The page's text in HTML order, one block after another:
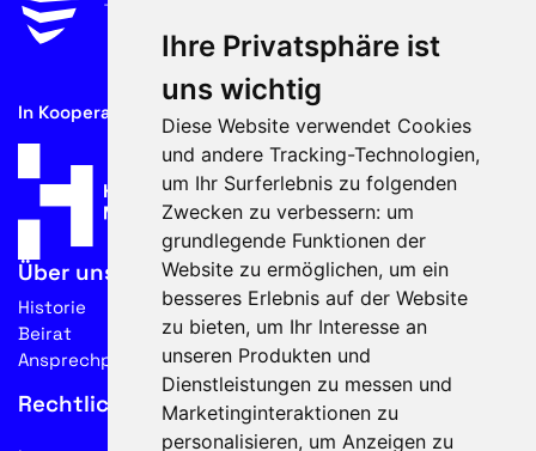
Ihre Privatsphäre ist
uns wichtig
Diese Website verwendet Cookies
und andere Tracking-Technologien,
um Ihr Surferlebnis zu folgenden
Zwecken zu verbessern: um
grundlegende Funktionen der
Website zu ermöglichen, um ein
besseres Erlebnis auf der Website
zu bieten, um Ihr Interesse an
unseren Produkten und
Dienstleistungen zu messen und
Marketinginteraktionen zu
personalisieren, um Anzeigen zu
In Kooperation mit
Über uns
Historie
Beirat
Ansprechpartner
Rechtliches